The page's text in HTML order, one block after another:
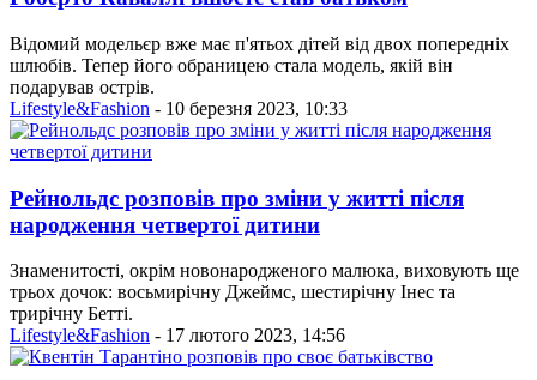
Відомий модельєр вже має п'ятьох дітей від двох попередніх
шлюбів. Тепер його обраницею стала модель, якій він
подарував острів.
Lifestyle&Fashion - 10 березня 2023, 10:33
Рейнольдс розповів про зміни у житті після
народження четвертої дитини
Знаменитості, окрім новонародженого малюка, виховують ще
трьох дочок: восьмирічну Джеймс, шестирічну Інес та
трирічну Бетті.
Lifestyle&Fashion - 17 лютого 2023, 14:56